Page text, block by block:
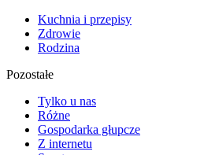
Kuchnia i przepisy
Zdrowie
Rodzina
Pozostałe
Tylko u nas
Różne
Gospodarka głupcze
Z internetu